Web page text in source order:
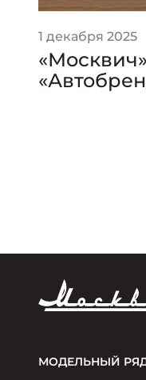
1 декабря 2025
МОДЕЛЬНЫЙ